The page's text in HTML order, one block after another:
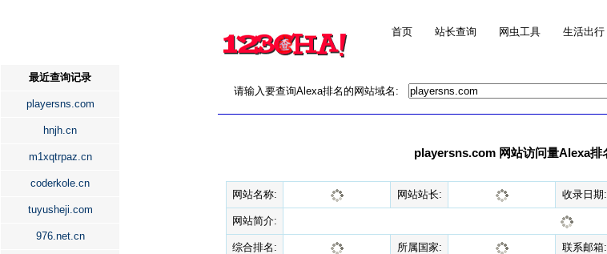
首页 站长查询 网虫工具 生活出行
最近查询记录
playersns.com
hnjh.cn
m1xqtrpaz.cn
coderkole.cn
tuyusheji.com
976.net.cn
请输入要查询Alexa排名的网站域名:
playersns.com 网站访问量Alexa排
网站名称: 网站站长: 收录日期:
网站简介:
综合排名: 所属国家: 联系邮箱: